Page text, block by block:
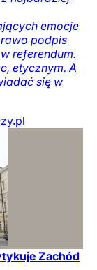
emocje
podpis
referendum.
etycznym. A
się w
Zachód